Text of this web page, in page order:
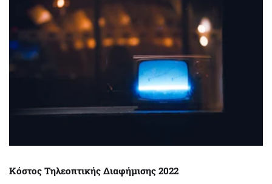
Κόστος Τηλεοπτικής Διαφήμισης 2022